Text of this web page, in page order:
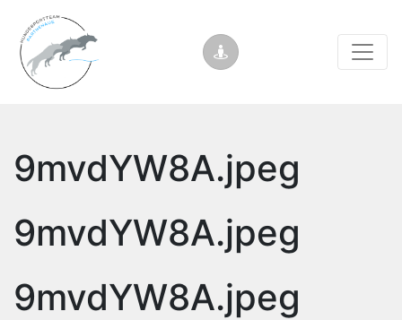
9mvdYW8A.jpeg
9mvdYW8A.jpeg
9mvdYW8A.jpeg